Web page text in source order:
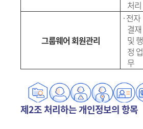
처리
그룹웨어 회원관리
·전자
결재
및 행
정 업
무
제2조 처리하는 개인정보의 항목